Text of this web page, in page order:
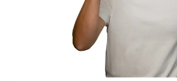
Personlig utveckling,
Life Stories & Trivsel